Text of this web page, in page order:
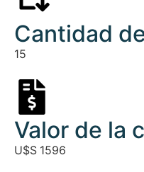
Cantidad
15
Valor de la
U$S 1596